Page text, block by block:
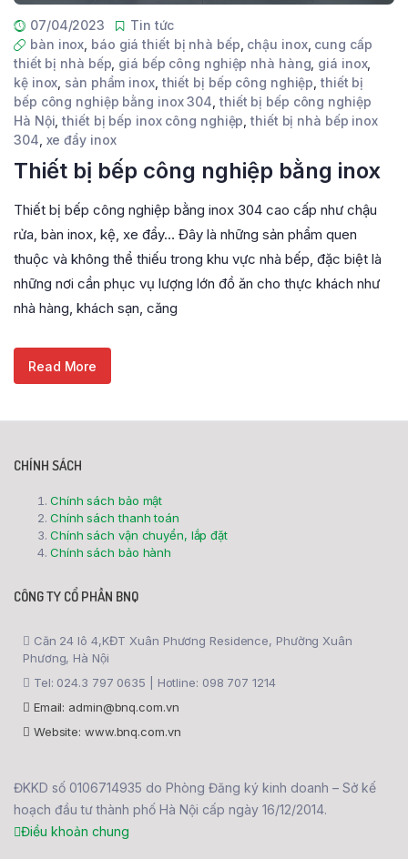
07/04/2023
Tin tức
bàn inox, báo giá thiết bị nhà bếp, chậu inox, cung cấp
thiết bị nhà bếp, giá bếp công nghiệp nhà hàng, giá inox,
kệ inox, sản phẩm inox, thiết bị bếp công nghiệp,thiết bị
bếp công nghiệp bằng inox 304, thiết bị bếp công nghiệp
Hà Nội,thiết bị bếp inox công nghiệp,thiết bị nhà bếp inox
304, xe đẩy inox
Thiết bị bếp công nghiệp bằng inox
Thiết bị bếp công nghiệp bằng inox 304 cao cấp như chậu
rửa, bàn inox, kệ, xe đẩy… Đây là những sản phẩm quen
thuộc và không thể thiếu trong khu vực nhà bếp, đặc biệt là
những nơi cần phục vụ lượng lớn đồ ăn cho thực khách như
nhà hàng, khách sạn, căng
Read More
CHÍNH SÁCH
Chính sách bảo mật
Chính sách thanh toán
Chính sách vận chuyển, lắp đặt
Chính sách bảo hành
CÔNG TY CỔ PHẦN BNQ
Căn 24 lô 4,KĐT Xuân Phương Residence, Phường Xuân
Phương, Hà Nội
Tel: 024.3 797 0635 | Hotline: 098 707 1214
Email: admin@bnq.com.vn
Website: www.bnq.com.vn
ĐKKD số 0106714935 do Phòng Đăng ký kinh doanh – Sở kế
hoạch đầu tư thành phố Hà Nội cấp ngày 16/12/2014.
Điều khoản chung